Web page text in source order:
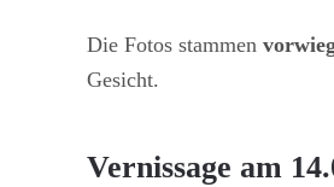
Die Fotos stammen
Gesicht.
Vernissage am